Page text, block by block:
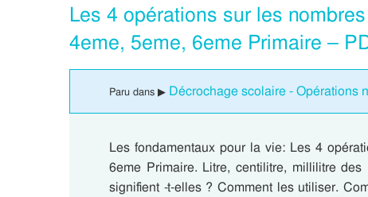
Les 4 opérations sur les
4eme, 5eme, 6eme Primaire –
Paru dans ▶ Décrochage scolaire - Opérations
Les fondamentaux pour la vie: Les 4
6eme Primaire. Litre, centilitre, millilitre
signifient -t-elles ? Comment les utiliser.